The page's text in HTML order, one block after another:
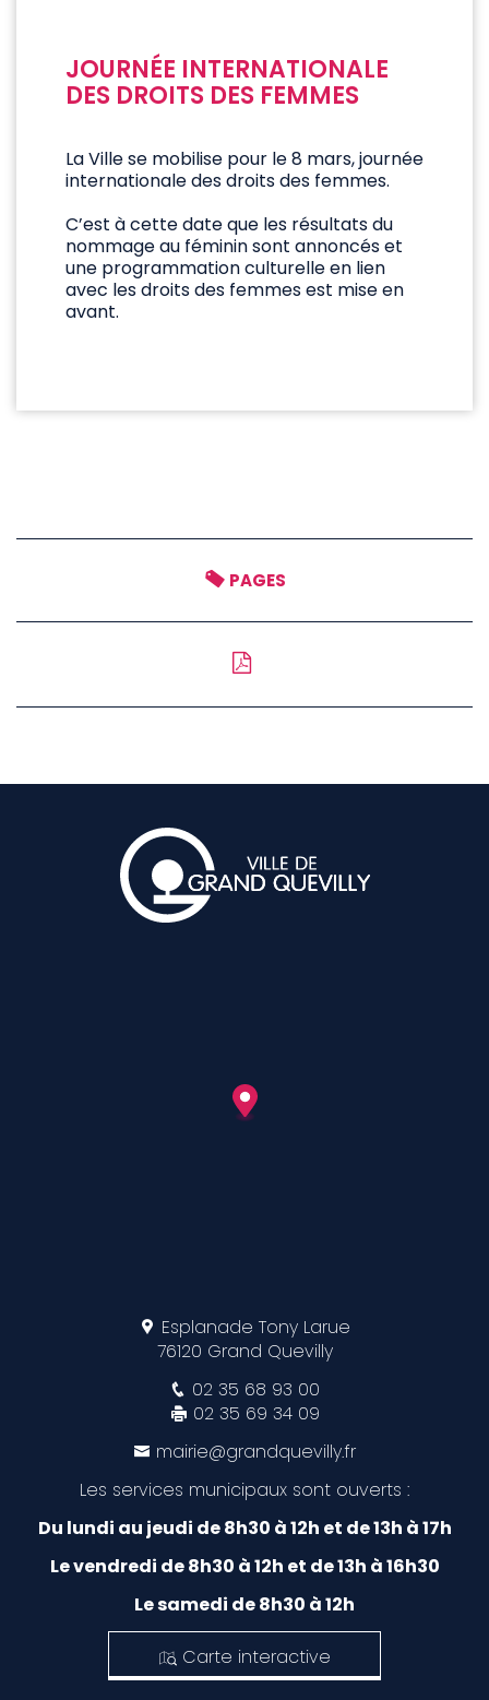
JOURNÉE INTERNATIONALE
DES DROITS DES FEMMES
La Ville se mobilise pour le 8 mars, journée
internationale des droits des femmes.
C’est à cette date que les résultats du
nommage au féminin sont annoncés et
une programmation culturelle en lien
avec les droits des femmes est mise en
avant.
PAGES
Esplanade Tony Larue
76120 Grand Quevilly
02 35 68 93 00
02 35 69 34 09
mairie@grandquevilly.fr
Les services municipaux sont ouverts :
Du lundi au jeudi de 8h30 à 12h et de 13h à 17h
Le vendredi de 8h30 à 12h et de 13h à 16h30
Le samedi de 8h30 à 12h
Carte interactive